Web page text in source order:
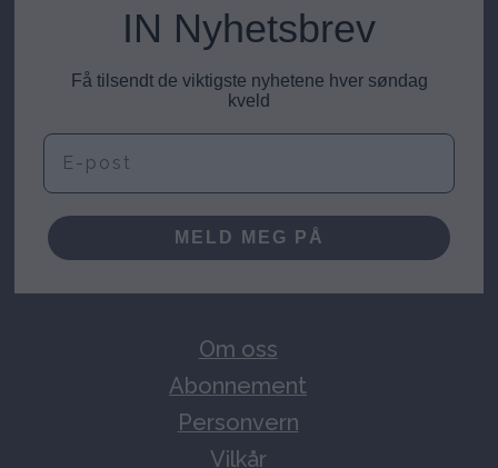
IN Nyhetsbrev
Få tilsendt de viktigste nyhetene hver søndag
kveld
E-post
MELD MEG PÅ
Om oss
Abonnement
Personvern
Vilkår